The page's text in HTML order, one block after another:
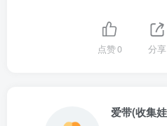
点赞0 分享
爱带(收集